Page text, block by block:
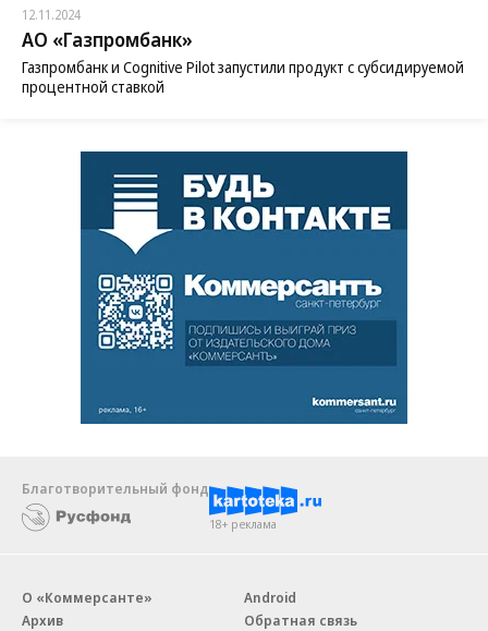
12.11.2024
АО «Газпромбанк»
Газпромбанк и Cognitive Pilot запустили продукт с субсидируемой
процентной ставкой
Благотворительный фонд
18+ реклама
О «Коммерсанте»
Архив
Android
Обратная связь